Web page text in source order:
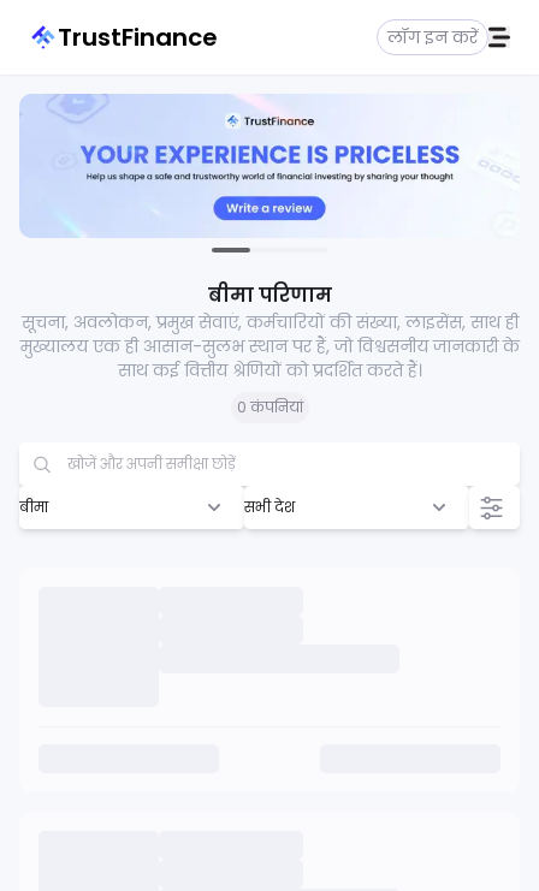
TrustFinance लॉग इन करें
बीमा परिणाम
सूचना, अवलोकन, प्रमुख सेवाएं, कर्मचारियों की संख्या, लाइसेंस, साथ ही
मुख्यालय एक ही आसान-सुलभ स्थान पर हैं, जो विश्वसनीय जानकारी के
साथ कई वित्तीय श्रेणियों को प्रदर्शित करते हैं।
0 कंपनियां